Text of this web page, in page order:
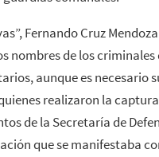
Fernando Cruz
nombres de los
aunque es necesario
realizaron la
de la Secretaría de
que se manifestaba